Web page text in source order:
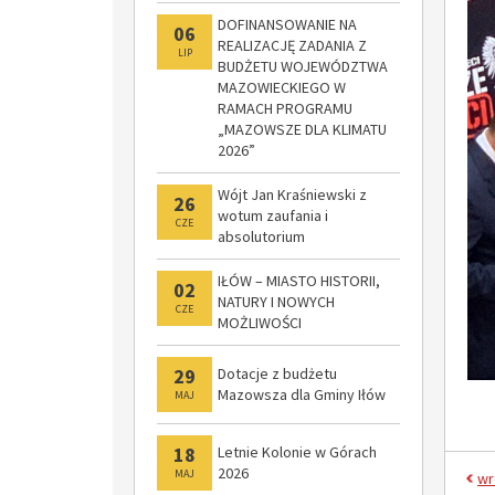
06
LIP
DOFINANSOWANIE NA
REALIZACJĘ ZADANIA Z
BUDŻETU WOJEWÓDZTWA
MAZOWIECKIEGO W
RAMACH PROGRAMU
„MAZOWSZE DLA KLIMATU
2026”
26
CZE
Wójt Jan Kraśniewski z
wotum zaufania i
absolutorium
02
CZE
IŁÓW – MIASTO HISTORII,
NATURY I NOWYCH
MOŻLIWOŚCI
29
MAJ
Dotacje z budżetu
Mazowsza dla Gminy Iłów
18
MAJ
Letnie Kolonie w Górach
2026